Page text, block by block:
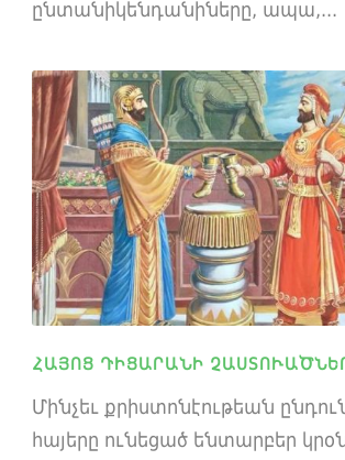
ընտանիկենդանիները, ապա,...
ՀԱՅՈՑ ԴԻՑԱՐԱՆԻ
Մինչեւ քրիստոնէութեան
հայերը ունեցած ենտարբեր